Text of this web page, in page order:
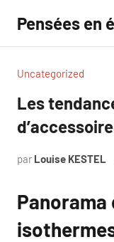
contenu
Pensées en
Uncategorized
Les
par Louise KESTEL